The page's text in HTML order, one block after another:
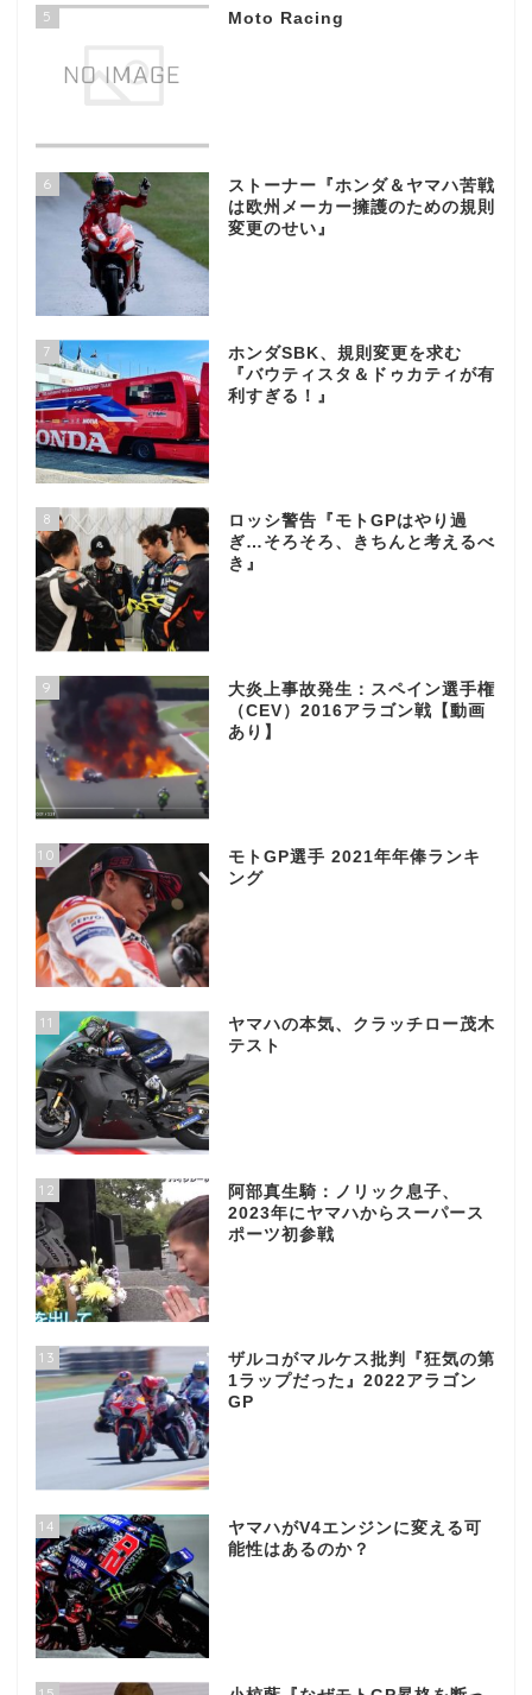
5 Moto Racing
6
ストーナー『ホンダ＆ヤマハ苦戦
は欧州メーカー擁護のための規則
変更のせい』
7
ホンダSBK、規則変更を求む
『バウティスタ＆ドゥカティが有
利すぎる！』
8
ロッシ警告『モトGPはやり過
ぎ…そろそろ、きちんと考えるべ
き』
9
大炎上事故発生：スペイン選手権
（CEV）2016アラゴン戦【動画
あり】
10
モトGP選手 2021年年俸ランキ
ング
11
ヤマハの本気、クラッチロー茂木
テスト
12
阿部真生騎：ノリック息子、
2023年にヤマハからスーパース
ポーツ初参戦
13
ザルコがマルケス批判『狂気の第
1ラップだった』2022アラゴン
GP
14
ヤマハがV4エンジンに変える可
能性はあるのか？